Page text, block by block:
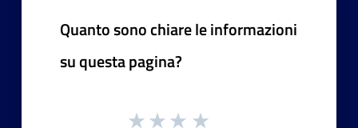
Quanto sono chiare le informazioni
su questa pagina?